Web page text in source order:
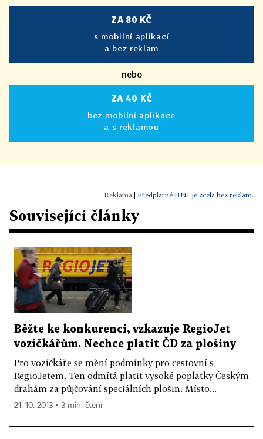
ZA 80 KČ
s mobilní aplikací
a bez reklam
nebo
ZA 40 KČ
bez mobilní aplikace
a s reklamou
Předplatné HN+ je zcela bez reklam.
Související články
Běžte ke konkurenci, vzkazuje RegioJet
vozíčkářům. Nechce platit ČD za plošiny
Pro vozíčkáře se mění podmínky pro cestovní s
RegioJetem. Ten odmítá platit vysoké poplatky Českým
drahám za půjčování speciálních plošin. Místo...
21. 10. 2013 ▪ 3 min. čtení